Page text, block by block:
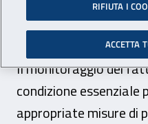
fattori di
Il monitoraggio dei
condizione essenziale
appropriate misure di
RIFIUTA I
ACCETTA